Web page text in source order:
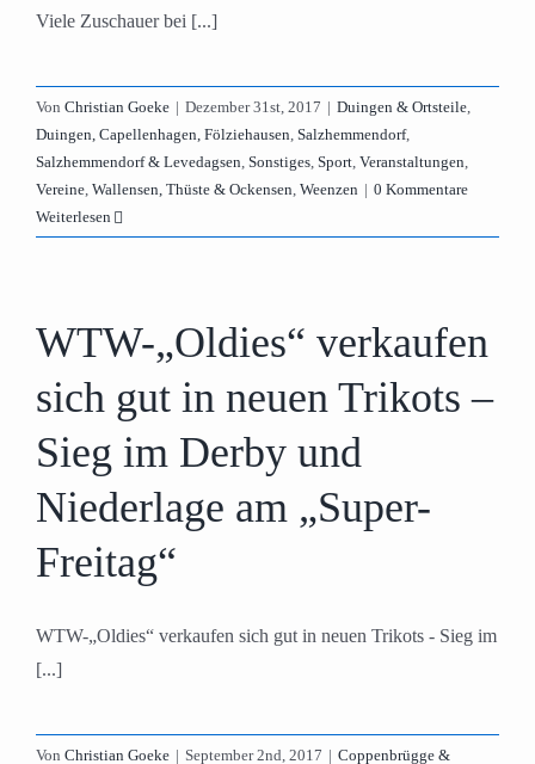
Viele Zuschauer bei [...]
Von Christian Goeke | Dezember 31st, 2017 | Duingen & Ortsteile,
Duingen, Capellenhagen, Fölziehausen, Salzhemmendorf,
Salzhemmendorf & Levedagsen, Sonstiges, Sport, Veranstaltungen,
Vereine, Wallensen, Thüste & Ockensen, Weenzen | 0 Kommentare
Weiterlesen
WTW-„Oldies“ verkaufen
sich gut in neuen Trikots –
Sieg im Derby und
Niederlage am „Super-
Freitag“
WTW-„Oldies“ verkaufen sich gut in neuen Trikots - Sieg im
[...]
Von Christian Goeke | September 2nd, 2017 | Coppenbrügge &